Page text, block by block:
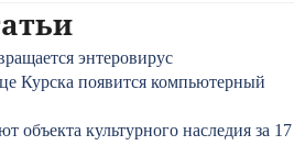
энтеровирус
Курска появится компьютерный
объекта культурного наследия за 17